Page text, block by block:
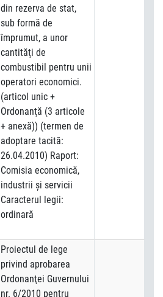
din rezerva de stat,
sub formă de
împrumut, a unor
cantităţi de
combustibil pentru unii
operatori economici.
(articol unic +
Ordonanţă (3 articole
+ anexă)) (termen de
adoptare tacită:
26.04.2010) Raport:
Comisia economică,
industrii şi servicii
Caracterul legii:
ordinară
Proiectul de lege
privind aprobarea
Ordonanţei Guvernului
nr. 6/2010 pentru